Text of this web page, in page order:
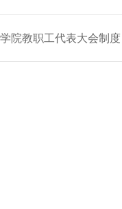
院教职工代表大会制度